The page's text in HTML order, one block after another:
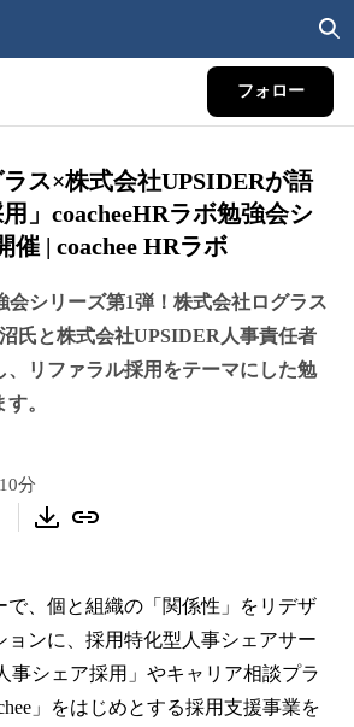
フォロー
ラス×株式会社UPSIDERが語
」coacheeHRラボ勉強会シ
催 | coachee HRラボ
会シリーズ第1弾！株式会社ログラス
氏と株式会社UPSIDER人事責任者
、リファラル採用をテーマにした勉
。
分
で、個と組織の「関係性」をリデザ
ョンに、採用特化型人事シェアサー
事シェア採用」やキャリア相談プラ
」をはじめとする採用支援事業を